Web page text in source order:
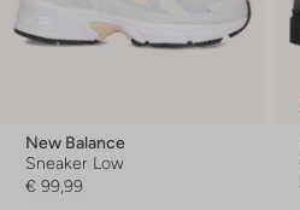
New Balance
Sneaker Low
€ 99,99